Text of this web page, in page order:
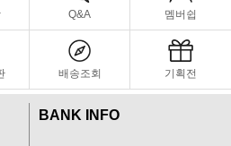
Q&A 멤버쉽
배송조회 기획전
BANK INFO